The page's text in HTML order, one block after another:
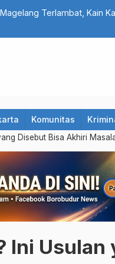
Listrik di Artos Mall
Komunitas
Disebut Bisa Akhiri
Ini Usulan